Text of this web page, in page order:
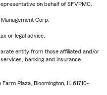
on behalf of SFVPMC.
Corp.
or legal advice.
entity from those affiliated and/or
banking and insurance
Plaza, Bloomington, IL 61710-